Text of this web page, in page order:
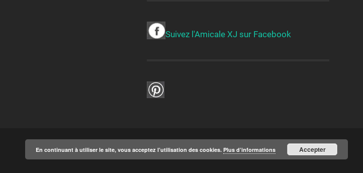
Suivez l'Amicale XJ sur Facebook
UP ↑
En continuant à utiliser le site, vous acceptez l’utilisation des cookies. Plus d’informations Accepter